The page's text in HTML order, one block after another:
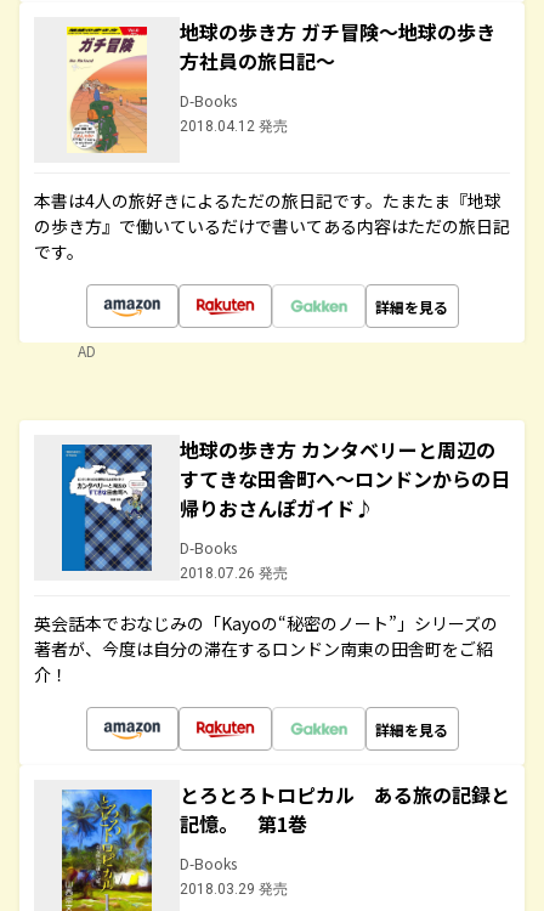
地球の歩き方 ガチ冒険～地球の歩き
方社員の旅日記～
D-Books
2018.04.12 発売
本書は4人の旅好きによるただの旅日記です。たまたま『地球
の歩き方』で働いているだけで書いてある内容はただの旅日記
です。
詳細を見る
AD
地球の歩き方 カンタベリーと周辺の
すてきな田舎町へ～ロンドンからの日
帰りおさんぽガイド♪
D-Books
2018.07.26 発売
英会話本でおなじみの「Kayoの“秘密のノート”」シリーズの
著者が、今度は自分の滞在するロンドン南東の田舎町をご紹
介！
詳細を見る
とろとろトロピカル ある旅の記録と
記憶。 第1巻
D-Books
2018.03.29 発売